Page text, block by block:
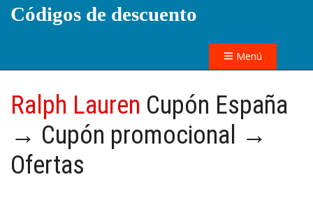
Códigos de descuento
Menú
Ralph Lauren Cupón España
→ Cupón promocional →
Ofertas